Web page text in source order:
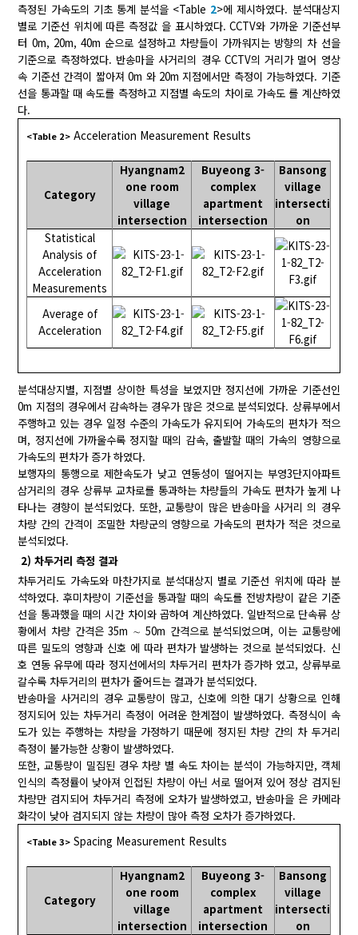
측정된 가속도의 기초 통계 분석을 <Table 2>에 제시하였다. 분석대상지
별로 기준선 위치에 따른 측정값 을 표시하였다. CCTV와 가까운 기준선부
터 0m, 20m, 40m 순으로 설정하고 차량들이 가까워지는 방향의 차 선을
기준으로 측정하였다. 반송마을 사거리의 경우 CCTV의 거리가 멀어 영상
속 기준선 간격이 짧아져 0m 와 20m 지점에서만 측정이 가능하였다. 기준
선을 통과할 때 속도를 측정하고 지점별 속도의 차이로 가속도 를 계산하였
다.
<Table 2> Acceleration Measurement Results
Category
Hyangnam2
one room
village
intersection
Buyeong 3-
complex
apartment
intersection
Bansong
village
intersecti
on
Statistical
Analysis of
Acceleration
Measurements
Average of
Acceleration
분석대상지별, 지점별 상이한 특성을 보였지만 정지선에 가까운 기준선인
0m 지점의 경우에서 감속하는 경우가 많은 것으로 분석되었다. 상류부에서
주행하고 있는 경우 일정 수준의 가속도가 유지되어 가속도의 편차가 적으
며, 정지선에 가까울수록 정지할 때의 감속, 출발할 때의 가속의 영향으로
가속도의 편차가 증가 하였다.
보행자의 통행으로 제한속도가 낮고 연동성이 떨어지는 부영3단지아파트
삼거리의 경우 상류부 교차로를 통과하는 차량들의 가속도 편차가 높게 나
타나는 경향이 분석되었다. 또한, 교통량이 많은 반송마을 사거리 의 경우
차량 간의 간격이 조밀한 차량군의 영향으로 가속도의 편차가 적은 것으로
분석되었다.
2) 차두거리 측정 결과
차두거리도 가속도와 마찬가지로 분석대상지 별로 기준선 위치에 따라 분
석하였다. 후미차량이 기준선을 통과할 때의 속도를 전방차량이 같은 기준
선을 통과했을 때의 시간 차이와 곱하여 계산하였다. 일반적으로 단속류 상
황에서 차량 간격은 35m ∼ 50m 간격으로 분석되었으며, 이는 교통량에
따른 밀도의 영향과 신호 에 따라 편차가 발생하는 것으로 분석되었다. 신
호 연동 유무에 따라 정지선에서의 차두거리 편차가 증가하 였고, 상류부로
갈수록 차두거리의 편차가 줄어드는 결과가 분석되었다.
반송마을 사거리의 경우 교통량이 많고, 신호에 의한 대기 상황으로 인해
정지되어 있는 차두거리 측정이 어려운 한계점이 발생하였다. 측정식이 속
도가 있는 주행하는 차량을 가정하기 때문에 정지된 차량 간의 차 두거리
측정이 불가능한 상황이 발생하였다.
또한, 교통량이 밀집된 경우 차량 별 속도 차이는 분석이 가능하지만, 객체
인식의 측정률이 낮아져 인접된 차량이 아닌 서로 떨어져 있어 정상 검지된
차량만 검지되어 차두거리 측정에 오차가 발생하였고, 반송마을 은 카메라
화각이 낮아 검지되지 않는 차량이 많아 측정 오차가 증가하였다.
<Table 3> Spacing Measurement Results
Category
Hyangnam2
one room
village
intersection
Buyeong 3-
complex
apartment
intersection
Bansong
village
intersecti
on